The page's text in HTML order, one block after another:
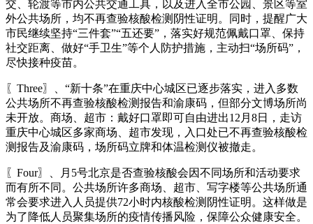
交、轮渡等市内公共交通工具，以及进入全市公园、景区等室
外公共场所，均不再查验核酸检测阴性证明。同时，提醒广大
市民继续坚持“三件套”“五还要”，落实好规范佩戴口罩、保持
社交距离、做好“手卫生”等个人防护措施，主动扫“场所码”，
尽快接种疫苗。
〖Three〗、“新十条”在重庆中心城区已逐步落实，进入多数
公共场所不再查验核酸检测报告和渝康码，但部分文博场所尚
未开放。商场、超市：戴好口罩即可自由进出12月8日，走访
重庆中心城区多家商场、超市发现，入口处已不再查验核酸检
测报告及渝康码，场所码立牌和体温检测仪被撤走。
〖Four〗、月5号北京是否查验核酸会因不同场所和活动要求
而有所不同。公共场所许多商场、超市、写字楼等公共场所通
常会要求进入人员提供72小时内核酸检测阴性证明。这样做是
为了降低人员聚集场所的疫情传播风险，保障公众健康安全。